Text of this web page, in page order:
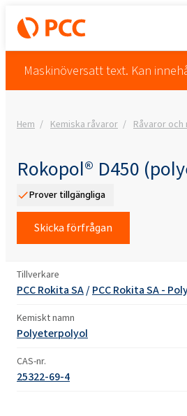
Maskinöversatt text. Kan
Hem Kemiska råvaror Råvaror
Rokopol® D450
Prover tillgängliga
Skicka förfrågan
Tillverkare
PCC Rokita SA/PCC Rokita SA -
Kemiskt namn
Polyeterpolyol
CAS-nr.
25322-69-4